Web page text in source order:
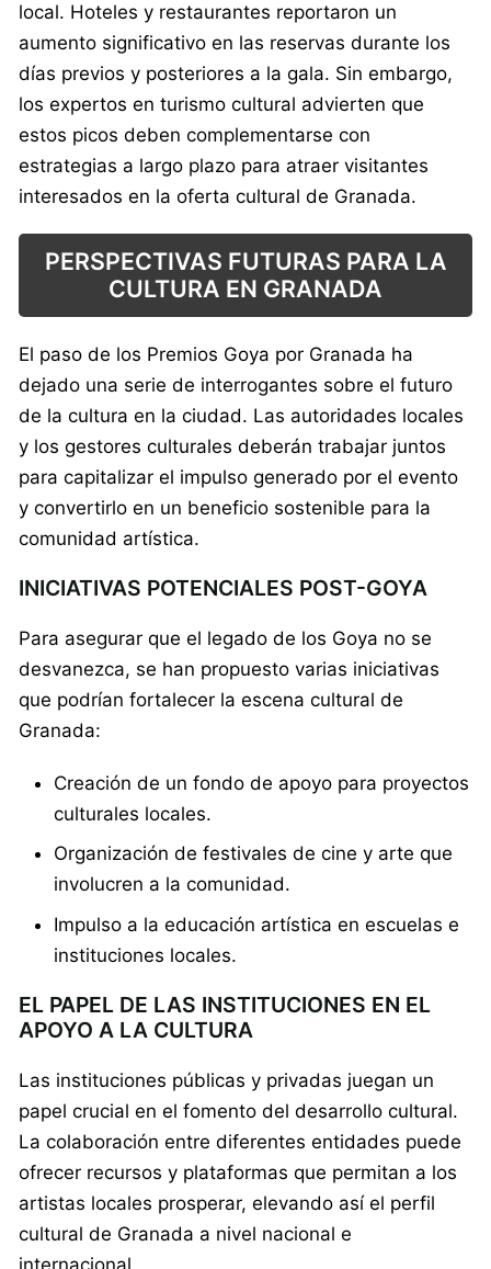
local. Hoteles y restaurantes reportaron un
aumento significativo en las reservas durante los
días previos y posteriores a la gala. Sin embargo,
los expertos en turismo cultural advierten que
estos picos deben complementarse con
estrategias a largo plazo para atraer visitantes
interesados en la oferta cultural de Granada.
PERSPECTIVAS FUTURAS PARA LA
CULTURA EN GRANADA
El paso de los Premios Goya por Granada ha
dejado una serie de interrogantes sobre el futuro
de la cultura en la ciudad. Las autoridades locales
y los gestores culturales deberán trabajar juntos
para capitalizar el impulso generado por el evento
y convertirlo en un beneficio sostenible para la
comunidad artística.
INICIATIVAS POTENCIALES POST-GOYA
Para asegurar que el legado de los Goya no se
desvanezca, se han propuesto varias iniciativas
que podrían fortalecer la escena cultural de
Granada:
Creación de un fondo de apoyo para proyectos
culturales locales.
Organización de festivales de cine y arte que
involucren a la comunidad.
Impulso a la educación artística en escuelas e
instituciones locales.
EL PAPEL DE LAS INSTITUCIONES EN EL
APOYO A LA CULTURA
Las instituciones públicas y privadas juegan un
papel crucial en el fomento del desarrollo cultural.
La colaboración entre diferentes entidades puede
ofrecer recursos y plataformas que permitan a los
artistas locales prosperar, elevando así el perfil
cultural de Granada a nivel nacional e
internacional.